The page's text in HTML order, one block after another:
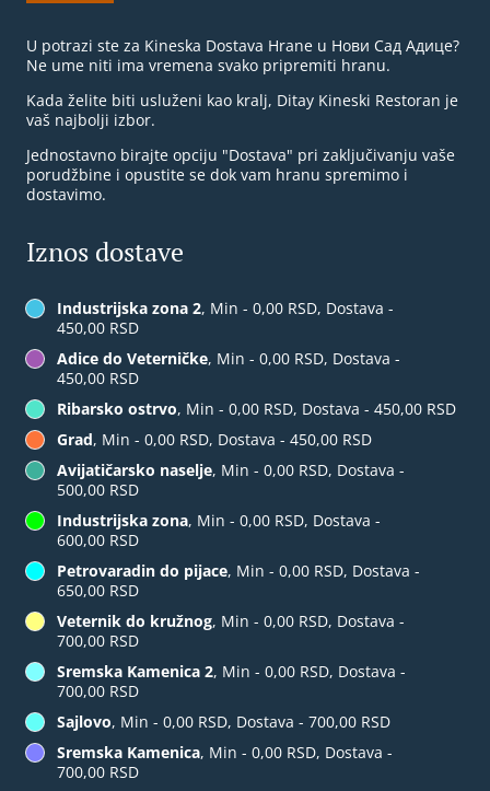
U potrazi ste za Kineska Dostava Hrane u Нови Сад Адице?
Ne ume niti ima vremena svako pripremiti hranu.
Kada želite biti usluženi kao kralj, Ditay Kineski Restoran je
vaš najbolji izbor.
Jednostavno birajte opciju "Dostava" pri zaključivanju vaše
porudžbine i opustite se dok vam hranu spremimo i
dostavimo.
Iznos dostave
Industrijska zona 2, Min - 0,00 RSD, Dostava -
450,00 RSD
Adice do Veterničke, Min - 0,00 RSD, Dostava -
450,00 RSD
Ribarsko ostrvo, Min - 0,00 RSD, Dostava - 450,00 RSD
Grad, Min - 0,00 RSD, Dostava - 450,00 RSD
Avijatičarsko naselje, Min - 0,00 RSD, Dostava -
500,00 RSD
Industrijska zona, Min - 0,00 RSD, Dostava -
600,00 RSD
Petrovaradin do pijace, Min - 0,00 RSD, Dostava -
650,00 RSD
Veternik do kružnog, Min - 0,00 RSD, Dostava -
700,00 RSD
Sremska Kamenica 2, Min - 0,00 RSD, Dostava -
700,00 RSD
Sajlovo, Min - 0,00 RSD, Dostava - 700,00 RSD
Sremska Kamenica, Min - 0,00 RSD, Dostava -
700,00 RSD